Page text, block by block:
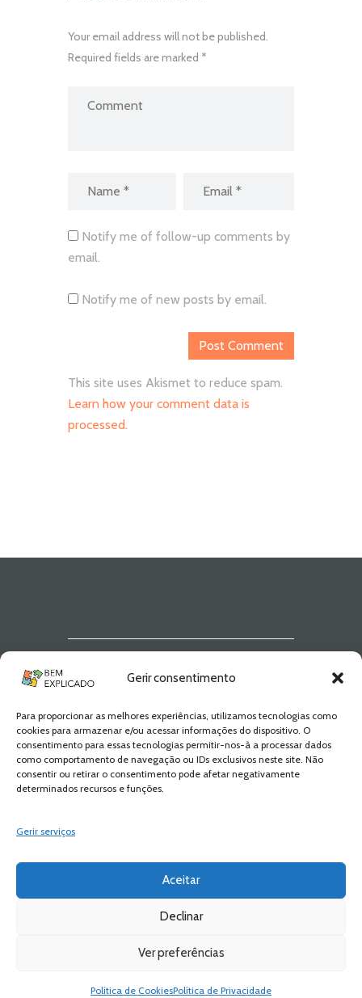
Gerir consentimento
Para proporcionar as melhores experiências, utilizamos tecnologias como
cookies para armazenar e/ou acessar informações do dispositivo. O
consentimento para essas tecnologias permitir-nos-à a processar dados
como comportamento de navegação ou IDs exclusivos neste site. Não
consentir ou retirar o consentimento pode afetar negativamente
determinados recursos e funções.
Gerir serviços
Aceitar
Declinar
Ver preferências
Política de CookiesPolítica de Privacidade
Your email address will not be published.
Required fields are marked *
Notify me of follow-up comments by
email.
Notify me of new posts by email.
This site uses Akismet to reduce spam.
Learn how your comment data is
processed.
Explicado
Fica a par de todas as novidades! Zero
Spam, apenas novidades e novos
conteúdos!
Bem Explicado © 2026 All Rights Reserved